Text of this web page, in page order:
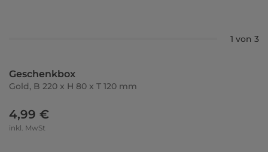
1 von 3
Geschenkbox
Gold, B 220 x H 80 x T 120 mm
4,99 €
inkl. MwSt